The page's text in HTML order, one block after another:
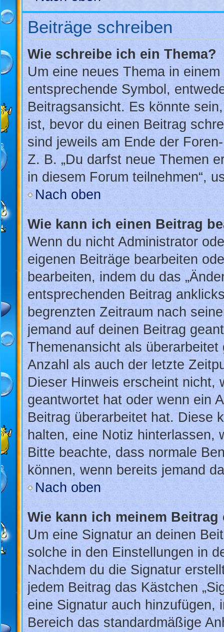
Beiträge schreiben
Wie schreibe ich ein Thema?
Um eine neues Thema in
entsprechende Symbol,
Beitragsansicht. Es könnte
ist, bevor du einen Beitrag
sind jeweils am Ende der
Z. B. „Du darfst neue Themen
in diesem Forum teilnehmen“,
Nach oben
Wie kann ich einen Beitrag
Wenn du nicht Administrator
eigenen Beiträge bearbeiten
bearbeiten, indem du das
entsprechenden Beitrag
begrenzten Zeitraum nach
jemand auf deinen Beitrag
Themenansicht als
Anzahl als auch der letzte
Dieser Hinweis erscheint nicht,
geantwortet hat oder wenn ein
Beitrag überarbeitet hat. Diese
halten, eine Notiz hinterlassen,
Bitte beachte, dass normale
können, wenn bereits jemand
Nach oben
Wie kann ich meinem
Um eine Signatur an deinen
solche in den Einstellungen in
Nachdem du die Signatur
jedem Beitrag das Kästchen
eine Signatur auch hinzufügen,
Bereich das standardmäßige